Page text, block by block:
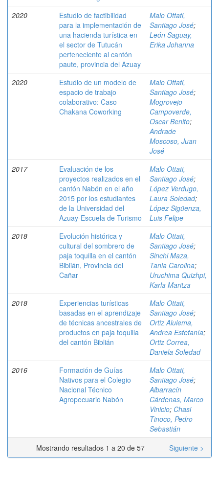
2020
Estudio de factibilidad
para la implementación de
una hacienda turística en
el sector de Tutucán
perteneciente al cantón
paute, provincia del Azuay
Malo Ottati,
Santiago José;
León Saguay,
Erika Johanna
2020
Estudio de un modelo de
espacio de trabajo
colaborativo: Caso
Chakana Coworking
Malo Ottati,
Santiago José;
Mogrovejo
Campoverde,
Oscar Benito;
Andrade
Moscoso, Juan
José
2017
Evaluación de los
proyectos realizados en el
cantón Nabón en el año
2015 por los estudiantes
de la Universidad del
Azuay-Escuela de Turismo
Malo Ottati,
Santiago José;
López Verdugo,
Laura Soledad;
López Sigüenza,
Luis Felipe
2018
Evolución histórica y
cultural del sombrero de
paja toquilla en el cantón
Biblián, Provincia del
Cañar
Malo Ottati,
Santiago José;
Sinchi Maza,
Tania Carolina;
Uruchima Quizhpi,
Karla Maritza
2018
Experiencias turísticas
basadas en el aprendizaje
de técnicas ancestrales de
productos en paja toquilla
del cantón Biblián
Malo Ottati,
Santiago José;
Ortiz Alulema,
Andrea Estefanía;
Ortiz Correa,
Daniela Soledad
2016
Formación de Guías
Nativos para el Colegio
Nacional Técnico
Agropecuario Nabón
Malo Ottati,
Santiago José;
Albarracín
Cárdenas, Marco
Vinicio; Chasi
Tinoco, Pedro
Sebastián
Mostrando resultados 1 a 20 de 57
Siguiente >